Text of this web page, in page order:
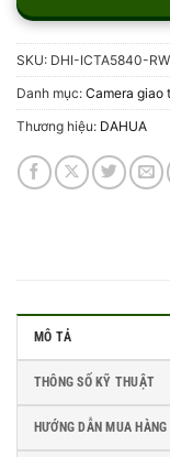
SKU: DHI-ICTA5840-
Danh mục: Camera giao
Thương hiệu: DAHUA
MÔ TẢ
THÔNG SỐ KỸ THUẬT
HƯỚNG DẪN MUA